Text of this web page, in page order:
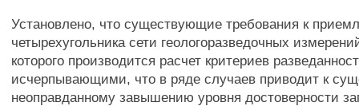
Установлено, что существующие требования к
четырехугольника сети геологоразведочных
которого производится расчет критериев
исчерпывающими, что в ряде случаев приводит к
неоправданному завышению уровня достоверности